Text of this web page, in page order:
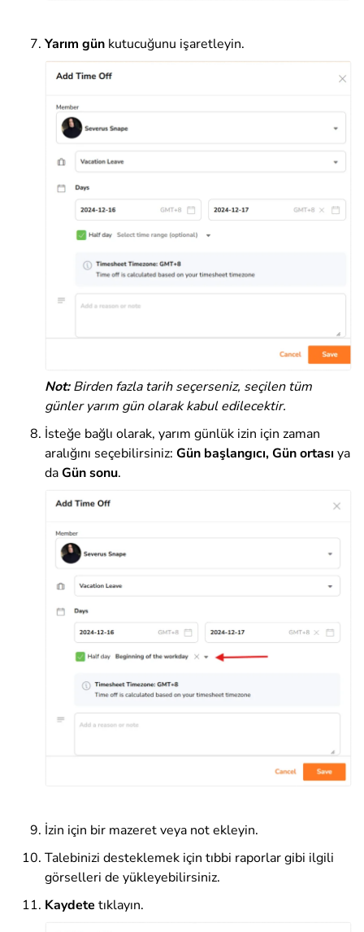
Yarım gün kutucuğunu işaretleyin.
Not:Birden fazla tarih seçerseniz, seçilen tüm
günler yarım gün olarak kabul edilecektir.
İsteğe bağlı olarak, yarım günlük izin için zaman
aralığını seçebilirsiniz: Gün başlangıcı, Gün ortası ya
daGün sonu.
İzin için bir mazeret veya not ekleyin.
Talebinizi desteklemek için tıbbi raporlar gibi ilgili
görselleri de yükleyebilirsiniz.
Kaydete tıklayın.